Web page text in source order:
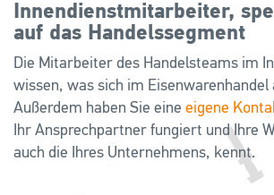
Innendienstmitarbeiter,
auf das Handelssegment
Die Mitarbeiter des Handelsteams im
wissen, was sich im Eisenwarenhandel
Außerdem haben Sie eine eigene
Ihr Ansprechpartner fungiert und Ihre
auch die Ihres Unternehmens, kennt.